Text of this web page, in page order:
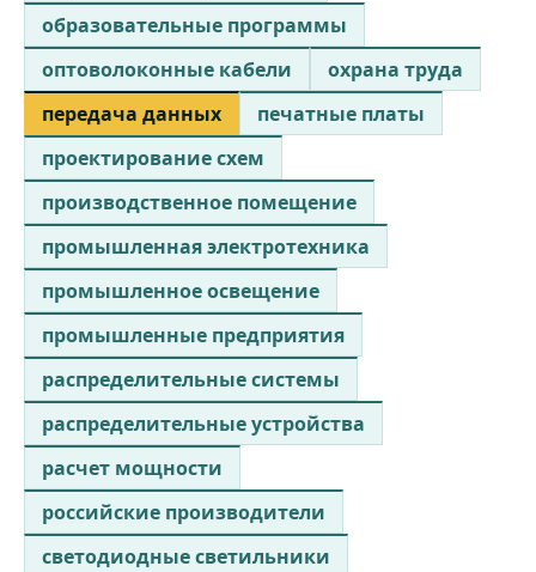
образовательные программы
оптоволоконные кабели
охрана труда
передача данных
печатные платы
проектирование схем
производственное помещение
промышленная электротехника
промышленное освещение
промышленные предприятия
распределительные системы
распределительные устройства
расчет мощности
российские производители
светодиодные светильники